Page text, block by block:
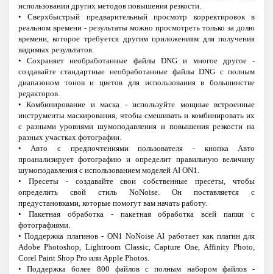
использовании других методов повышения резкости.
• Сверхбыстрый предварительный просмотр корректировок в
реальном времени - результаты можно просмотреть только за долю
времени, которое требуется другим приложениям для получения
видимых результатов.
• Сохраняет необработанные файлы DNG и многое другое -
создавайте стандартные необработанные файлы DNG с полным
диапазоном тонов и цветов для использования в большинстве
редакторов.
• Комбинирование и маска - используйте мощные встроенные
инструменты маскирования, чтобы смешивать и комбинировать их
с разными уровнями шумоподавления и повышения резкости на
разных участках фотографии.
• Авто с предпочтениями пользователя - кнопка Авто
проанализирует фотографию и определит правильную величину
шумоподавления с использованием моделей AI ON1.
• Пресеты - создавайте свои собственные пресеты, чтобы
определить свой стиль NoNoise. Он поставляется с
предустановками, которые помогут вам начать работу.
• Пакетная обработка - пакетная обработка всей папки с
фотографиями.
• Поддержка плагинов - ON1 NoNoise AI работает как плагин для
Adobe Photoshop, Lightroom Classic, Capture One, Affinity Photo,
Corel Paint Shop Pro или Apple Photos.
• Поддержка более 800 файлов с полным набором файлов -